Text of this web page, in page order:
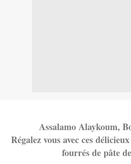
Assalamo Alaykoum,
Régalez vous avec ces
fourrés de pâte